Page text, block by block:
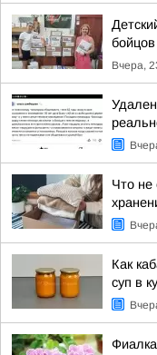
бойцов
Вчера,
Что не
Как
суп в